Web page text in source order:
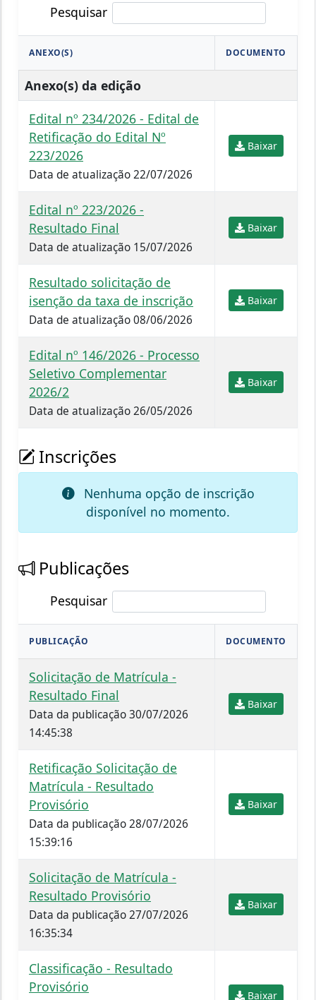
Pesquisar
ANEXO(S) DOCUMENTO
Anexo(s) da edição
Edital nº 234/2026 - Edital de
Retificação do Edital Nº
223/2026
Data de atualização 22/07/2026
Baixar
Edital nº 223/2026 -
Resultado Final
Data de atualização 15/07/2026
Baixar
Resultado solicitação de
isenção da taxa de inscrição
Data de atualização 08/06/2026
Baixar
Edital nº 146/2026 - Processo
Seletivo Complementar
2026/2
Data de atualização 26/05/2026
Baixar
Inscrições
Nenhuma opção de inscrição
disponível no momento.
Publicações
Pesquisar
PUBLICAÇÃO DOCUMENTO
Solicitação de Matrícula -
Resultado Final
Data da publicação 30/07/2026
14:45:38
Baixar
Retificação Solicitação de
Matrícula - Resultado
Provisório
Data da publicação 28/07/2026
15:39:16
Baixar
Solicitação de Matrícula -
Resultado Provisório
Data da publicação 27/07/2026
16:35:34
Baixar
Classificação - Resultado
Provisório
Baixar